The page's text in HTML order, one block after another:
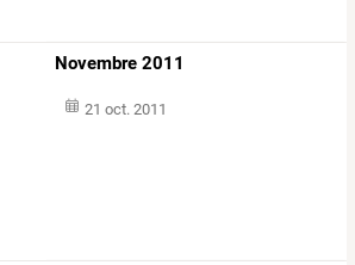
Novembre 2011
21 oct. 2011